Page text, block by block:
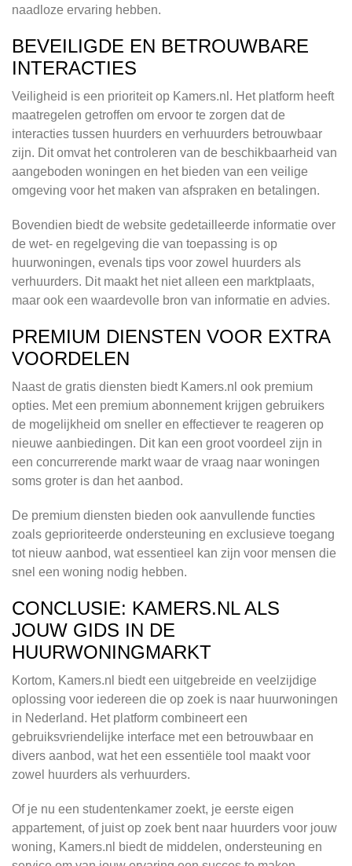
naadloze ervaring hebben.
BEVEILIGDE EN BETROUWBARE
INTERACTIES
Veiligheid is een prioriteit op Kamers.nl. Het platform heeft
maatregelen getroffen om ervoor te zorgen dat de
interacties tussen huurders en verhuurders betrouwbaar
zijn. Dit omvat het controleren van de beschikbaarheid van
aangeboden woningen en het bieden van een veilige
omgeving voor het maken van afspraken en betalingen.
Bovendien biedt de website gedetailleerde informatie over
de wet- en regelgeving die van toepassing is op
huurwoningen, evenals tips voor zowel huurders als
verhuurders. Dit maakt het niet alleen een marktplaats,
maar ook een waardevolle bron van informatie en advies.
PREMIUM DIENSTEN VOOR EXTRA
VOORDELEN
Naast de gratis diensten biedt Kamers.nl ook premium
opties. Met een premium abonnement krijgen gebruikers
de mogelijkheid om sneller en effectiever te reageren op
nieuwe aanbiedingen. Dit kan een groot voordeel zijn in
een concurrerende markt waar de vraag naar woningen
soms groter is dan het aanbod.
De premium diensten bieden ook aanvullende functies
zoals geprioriteerde ondersteuning en exclusieve toegang
tot nieuw aanbod, wat essentieel kan zijn voor mensen die
snel een woning nodig hebben.
CONCLUSIE: KAMERS.NL ALS
JOUW GIDS IN DE
HUURWONINGMARKT
Kortom, Kamers.nl biedt een uitgebreide en veelzijdige
oplossing voor iedereen die op zoek is naar huurwoningen
in Nederland. Het platform combineert een
gebruiksvriendelijke interface met een betrouwbaar en
divers aanbod, wat het een essentiële tool maakt voor
zowel huurders als verhuurders.
Of je nu een studentenkamer zoekt, je eerste eigen
appartement, of juist op zoek bent naar huurders voor jouw
woning, Kamers.nl biedt de middelen, ondersteuning en